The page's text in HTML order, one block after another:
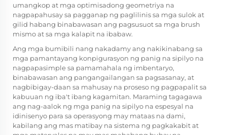
umangkop at mga optimisadong geometriya na
nagpapahusay sa pagganap ng paglilinis sa mga sulok at
gilid habang binabawasan ang pagsusuot sa mga brush
mismo at sa mga kalapit na ibabaw.
Ang mga bumibili nang nakadamy ang nakikinabang sa
mga pamantayang konpigurasyon ng panig na sipilyo na
nagpapasimple sa pamamahala ng imbentaryo,
binabawasan ang pangangailangan sa pagsasanay, at
nagbibigay-daan sa mahusay na proseso ng pagpapalit sa
kabuuan ng iba't ibang kagamitan. Maraming tagagawa
ang nag-aalok ng mga panig na sipilyo na espesyal na
idinisenyo para sa operasyong may mataas na dami,
kabilang ang mas matibay na sistema ng pagkakabit at